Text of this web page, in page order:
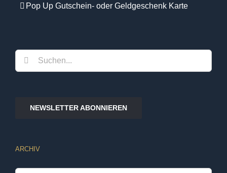
Pop Up Gutschein- oder Geldgeschenk Karte
Suche
nach:
NEWSLETTER ABONNIEREN
ARCHIV